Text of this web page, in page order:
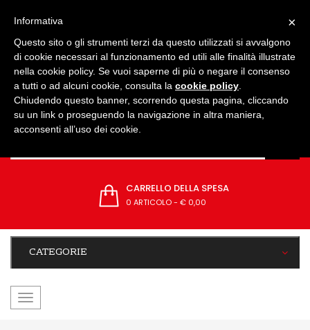
CARRELLO DELLA SPESA
0 ARTICOLO- € 0,00
CATEGORIE
navigazione
×
Informativa
Questo sito o gli strumenti terzi da questo utilizzati si avvalgono
di cookie necessari al funzionamento ed utili alle finalità illustrate
nella cookie policy. Se vuoi saperne di più o negare il consenso
a tutti o ad alcuni cookie, consulta la cookie policy
Chiudendo questo banner, scorrendo questa pagina, cliccando
su un link o proseguendo la navigazione in altra maniera,
acconsenti all’uso dei cookie.